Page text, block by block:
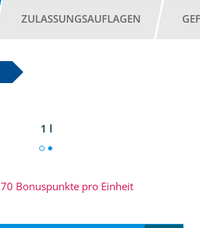
ZULASSUNGSAUFLAGEN
1 l
70 Bonuspunkte pro Einheit